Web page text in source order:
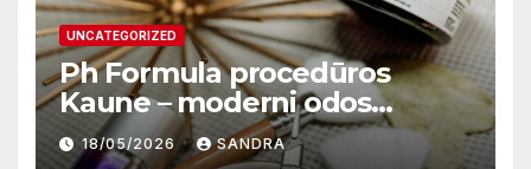
UNCATEGORIZED
Ph Formula procedūros
Kaune – moderni odos
atnaujinimo sistema
18/05/2026 SANDRA